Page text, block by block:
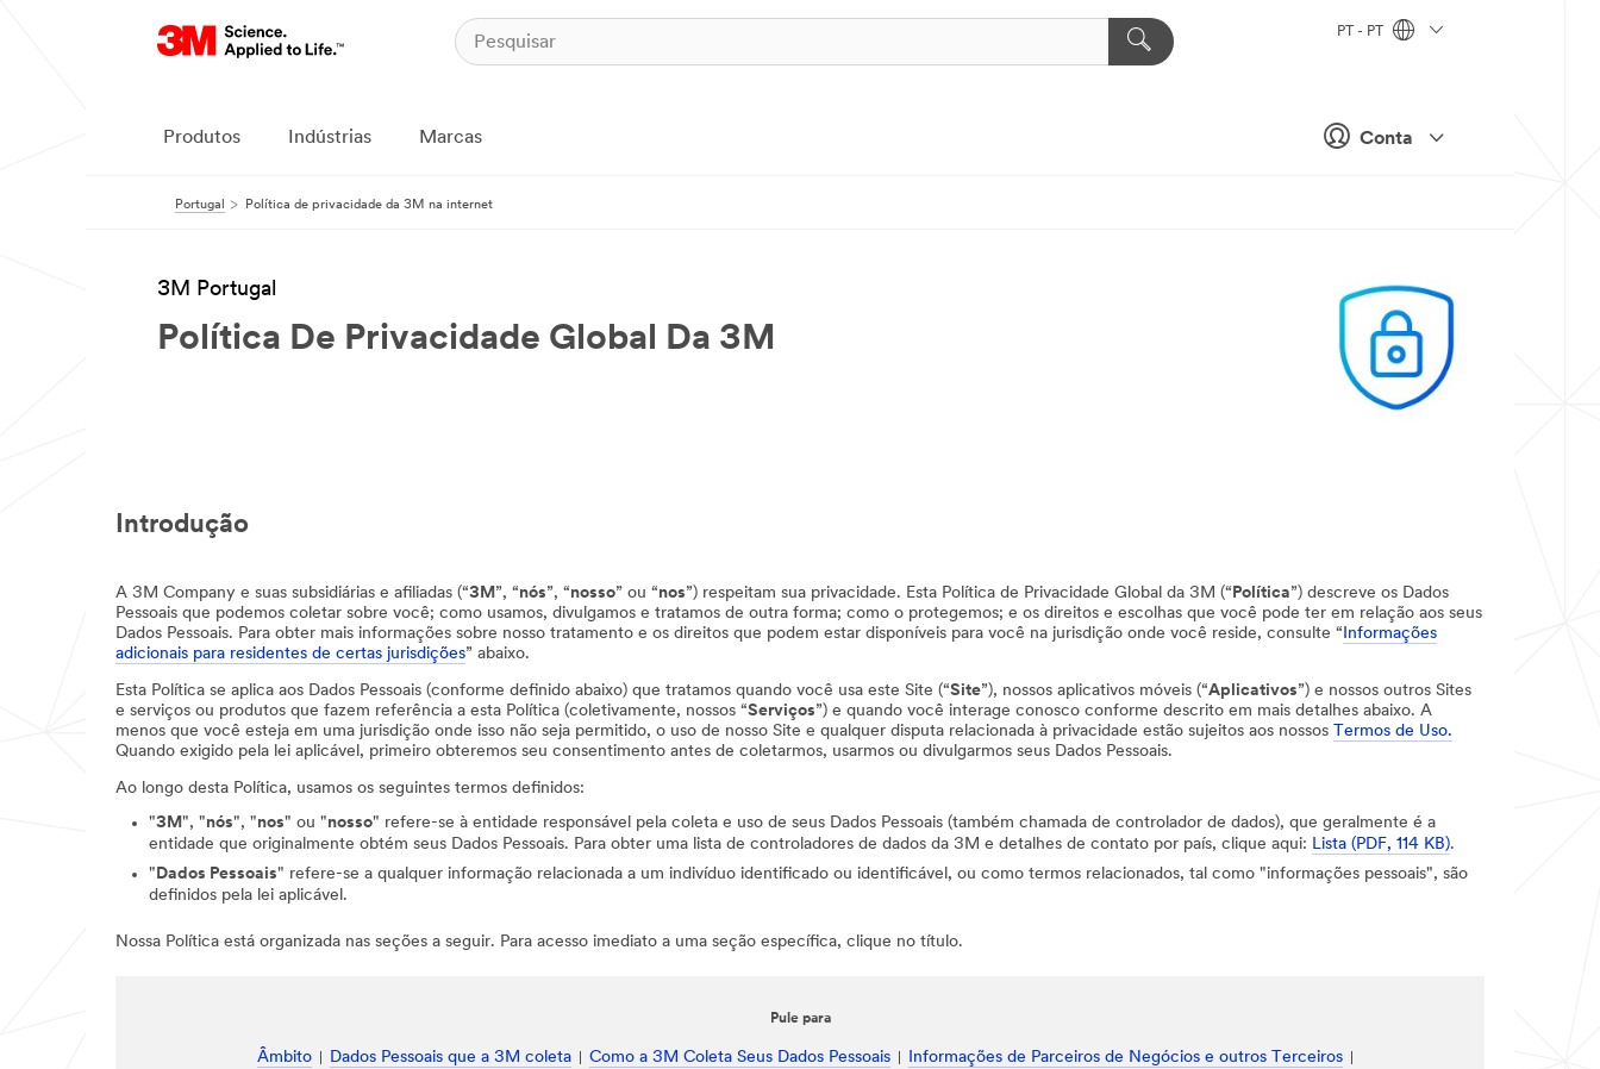
Conta
PT - PT
Produtos Indústrias Marcas
Portugal Política de privacidade da 3M na internet
3M Portugal
Política De Privacidade Global Da 3M
Introdução
A 3M Company e suas subsidiárias e afiliadas (“3M ”, “nós”, “nosso” ou “nos”) respeitam sua privacidade. Esta Política de Privacidade Global da 3M (“ Política”) descreve os Dados
Pessoais que podemos coletar sobre você; como usamos, divulgamos e tratamos de outra forma; como o protegemos; e os direitos e escolhas que você pode ter em relação aos seus
Dados Pessoais. Para obter mais informações sobre nosso tratamento e os direitos que podem estar disponíveis para você na jurisdição onde você reside, consulte “ Informações
adicionais para residentes de certas jurisdições” abaixo.
Esta Política se aplica aos Dados Pessoais (conforme definido abaixo) que tratamos quando você usa este Site (“Site”), nossos aplicativos móveis (“Aplicativos”) e nossos outros Sites
e serviços ou produtos que fazem referência a esta Política (coletivamente, nossos “Serviços”) e quando você interage conosco conforme descrito em mais detalhes abaixo. A
menos que você esteja em uma jurisdição onde isso não seja permitido, o uso de nosso Site e qualquer disputa relacionada à privacidade estão sujeitos aos nossos Termos de Uso.
Quando exigido pela lei aplicável, primeiro obteremos seu consentimento antes de coletarmos, usarmos ou divulgarmos seus Dados Pessoais.
Ao longo desta Política, usamos os seguintes termos definidos:
"3M", "nós", "nos" ou "nosso" refere-se à entidade responsável pela coleta e uso de seus Dados Pessoais (também chamada de controlador de dados), que geralmente é a
entidade que originalmente obtém seus Dados Pessoais. Para obter uma lista de controladores de dados da 3M e detalhes de contato por país, clique aqui: Lista (PDF, 114 KB).
" Dados Pessoais" refere-se a qualquer informação relacionada a um indivíduo identificado ou identificável, ou como termos relacionados, tal como "informações pessoais", são
definidos pela lei aplicável.
Nossa Política está organizada nas seções a seguir. Para acesso imediato a uma seção específica, clique no título.
Pule para
Âmbito Dados Pessoais que a 3M coleta Como a 3M Coleta Seus Dados Pessoais Informações de Parceiros de Negócios e outros Terceiros